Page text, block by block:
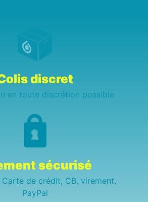
discret
en toute discrétion possible
sécurisé
de crédit, CB, virement,
PayPal